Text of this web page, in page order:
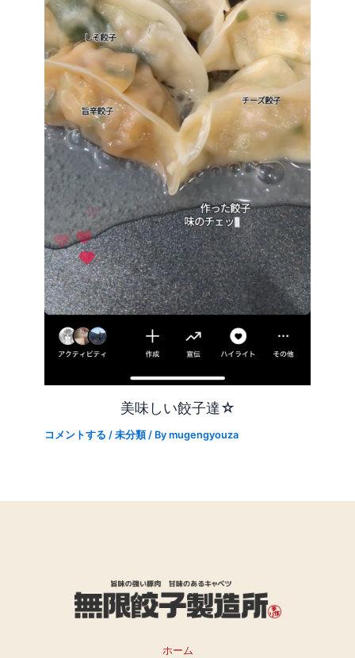
美味しい餃子達☆
コメントする /未分類/ Bymugengyouza
ホーム